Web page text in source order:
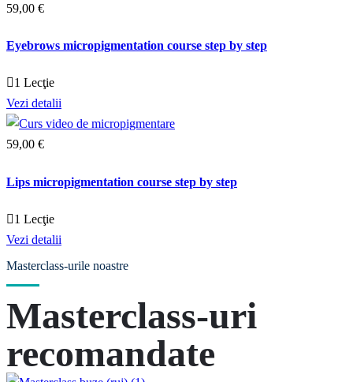
59,00 €
Eyebrows micropigmentation course step by step
1 Lecţie
Vezi detalii
59,00 €
Lips micropigmentation course step by step
1 Lecţie
Vezi detalii
Masterclass-uri
recomandate
Masterclass-urile noastre